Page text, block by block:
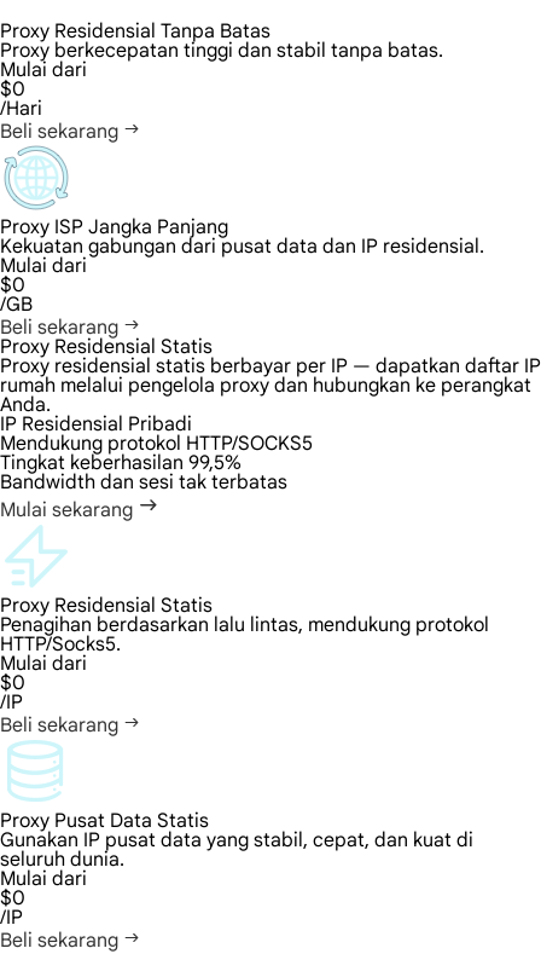
Proxy Residensial Tanpa Batas
Proxy berkecepatan tinggi dan stabil tanpa batas.
Mulai dari
$0
/Hari
Beli sekarang
Proxy ISP Jangka Panjang
Kekuatan gabungan dari pusat data dan IP residensial.
Mulai dari
$0
/GB
Beli sekarang
Proxy Residensial Statis
Proxy residensial statis berbayar per IP — dapatkan daftar IP
rumah melalui pengelola proxy dan hubungkan ke perangkat
Anda.
IP Residensial Pribadi
Mendukung protokol HTTP/SOCKS5
Tingkat keberhasilan 99,5%
Bandwidth dan sesi tak terbatas
Mulai sekarang
Proxy Residensial Statis
Penagihan berdasarkan lalu lintas, mendukung protokol
HTTP/Socks5.
Mulai dari
$0
/IP
Beli sekarang
Proxy Pusat Data Statis
Gunakan IP pusat data yang stabil, cepat, dan kuat di
seluruh dunia.
Mulai dari
$0
/IP
Beli sekarang